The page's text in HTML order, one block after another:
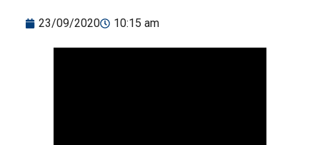
23/09/2020 10:15 am